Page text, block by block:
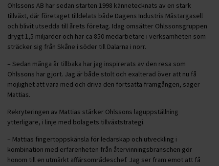
Ohlssons AB har sedan starten 1998 kännetecknats av en stark
tillväxt, där företaget tilldelats både Dagens Industris Mästargasell
och blivit utsedda till årets företag. Idag omsätter Ohlssonsgruppen
drygt 1,5 miljarder och har ca 850 medarbetare i verksamheten som
sträcker sig från Skåne i söder till Dalarna i norr.
– Sedan många år tillbaka har jag inspirerats av den resa som
Ohlssons har gjort. Jag är både stolt och exalterad över att nu få
möjlighet att vara med och driva den fortsatta framgången, säger
Mattias.
Rekryteringen av Mattias stärker Ohlssons laguppställning
ytterligare, i linje med bolagets tillväxtstrategi.
– Mattias fingertoppskänsla för ledarskap och utveckling i
kombination med erfarenheten från återvinningsbranschen gör
honom till en utmärkt affärsområdeschef. Jag ser fram emot att få